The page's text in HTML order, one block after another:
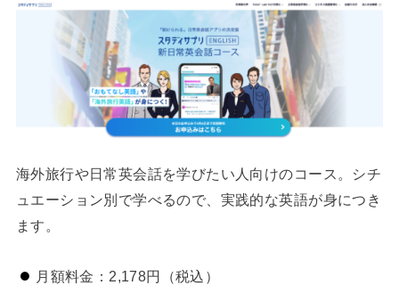
海外旅行や日常英会話を学びたい人向けのコース。シチ
ュエーション別で学べるので、実践的な英語が身につき
ます。
月額料金：2,178円（税込）